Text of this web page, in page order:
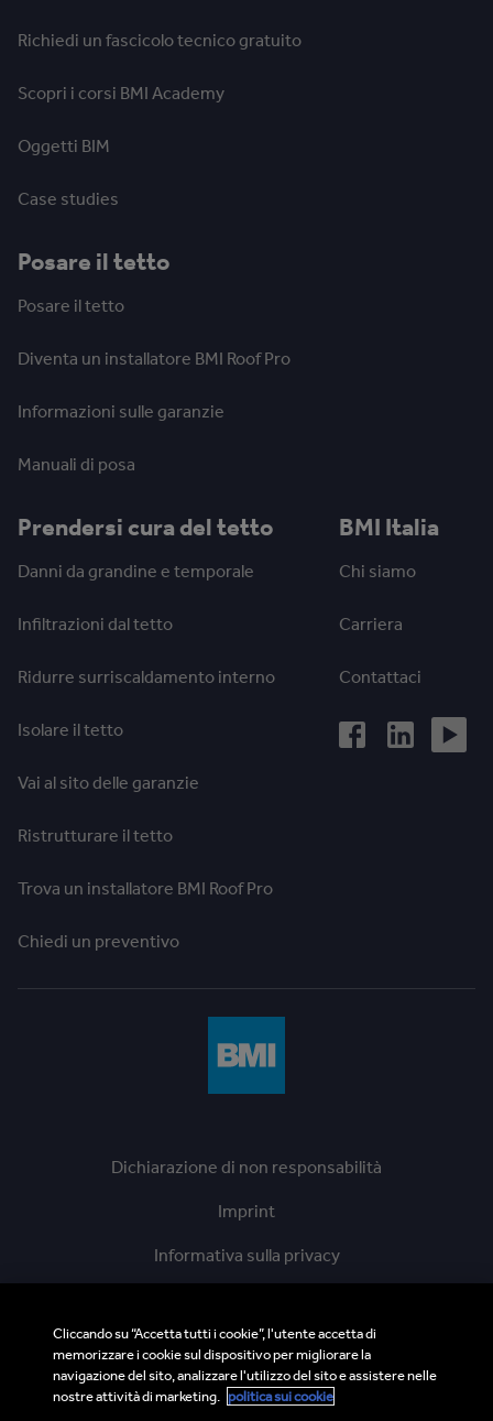
Richiedi un fascicolo tecnico gratuito
Scopri i corsi BMI Academy
Oggetti BIM
Case studies
Posare il tetto
Posare il tetto
Diventa un installatore BMI Roof Pro
Informazioni sulle garanzie
Manuali di posa
Prendersi cura del tetto
Danni da grandine e temporale
Infiltrazioni dal tetto
Ridurre surriscaldamento interno
Isolare il tetto
Vai al sito delle garanzie
Ristrutturare il tetto
Trova un installatore BMI Roof Pro
Chiedi un preventivo
BMI Italia
Chi siamo
Carriera
Contattaci
Dichiarazione di non responsabilità
Imprint
Informativa sulla privacy
Linea diretta di etica
BMI Supplier and Third Party Codes of Conduct
Cliccando su “Accetta tutti i cookie”, l'utente accetta di
memorizzare i cookie sul dispositivo per migliorare la
navigazione del sito, analizzare l'utilizzo del sito e assistere nelle
nostre attività di marketing. politica sui cookie